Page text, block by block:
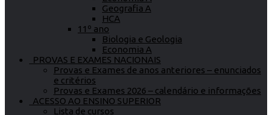
Geografia A
HCA
11º ano
Biologia e Geologia
Economia A
PROVAS E EXAMES NACIONAIS
Provas e Exames de anos anteriores – enunciados
e critérios
Provas e Exames 2026 – calendário e informações
ACESSO AO ENSINO SUPERIOR
Lista de cursos